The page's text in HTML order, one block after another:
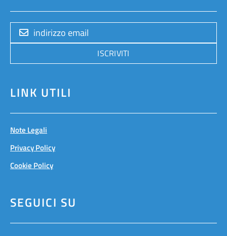
ISCRIVITI
LINK UTILI
Note Legali
Privacy Policy
Cookie Policy
SEGUICI SU